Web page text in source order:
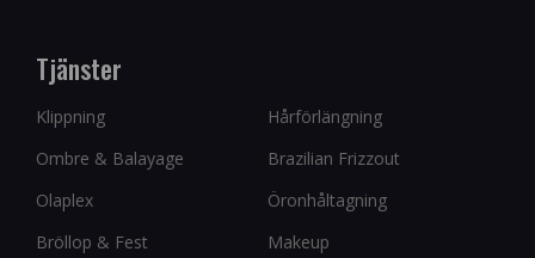
Tjänster
Klippning
Hårförlängning
Ombre & Balayage
Brazilian Frizzout
Olaplex
Öronhåltagning
Bröllop & Fest
Makeup